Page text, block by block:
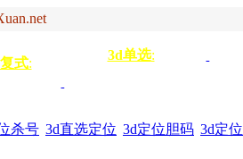
式:
3d单选:
杀号 3d直选定位 3d定位胆码 3d定